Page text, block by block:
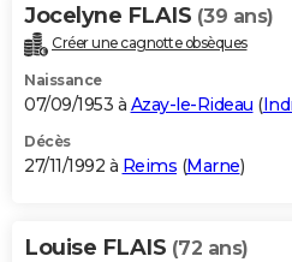
Jocelyne FLAIS (39 ans)
Créer une cagnotte obsèques
Naissance
07/09/1953 à Azay-le-Rideau (
Décès
27/11/1992 à Reims (Marne)
Louise FLAIS (72 ans)